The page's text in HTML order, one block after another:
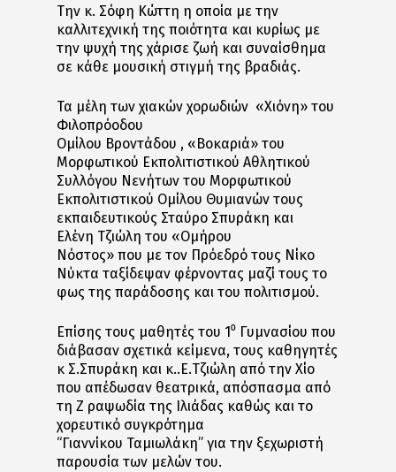
Την κ. Σόφη Κώττη η οποία με την
καλλιτεχνική της ποιότητα και κυρίως με
την ψυχή της χάρισε ζωή και συναίσθημα
σε κάθε μουσική στιγμή της βραδιάς.
Τα μέλη των χιακών χορωδιών «Χιόνη» του
Φιλοπρόοδου
Ομίλου Βροντάδου , «Βοκαριά» του
Μορφωτικού Εκπολιτιστικού Αθλητικού
Συλλόγου Νενήτων του Μορφωτικού
Εκπολιτιστικού Ομίλου Θυμιανών τους
εκπαιδευτικούς Σταύρο Σπυράκη και
Ελένη Τζιώλη του «Ομήρου
Νόστος» που με τον Πρόεδρό τους Νίκο
Νύκτα ταξίδεψαν φέρνοντας μαζί τους το
φως της παράδοσης και του πολιτισμού.
Επίσης τους μαθητές του 1⁰ Γυμνασίου που
διάβασαν σχετικά κείμενα, τους καθηγητές
κ Σ.Σπυράκη και κ..Ε.Τζιώλη από την Χίο
που απέδωσαν θεατρικά, απόσπασμα από
τη Ζ ραψωδία της Ιλιάδας καθώς και το
χορευτικό συγκρότημα
“Γιαννίκου Ταμιωλάκη” για την ξεχωριστή
παρουσία των μελών του.